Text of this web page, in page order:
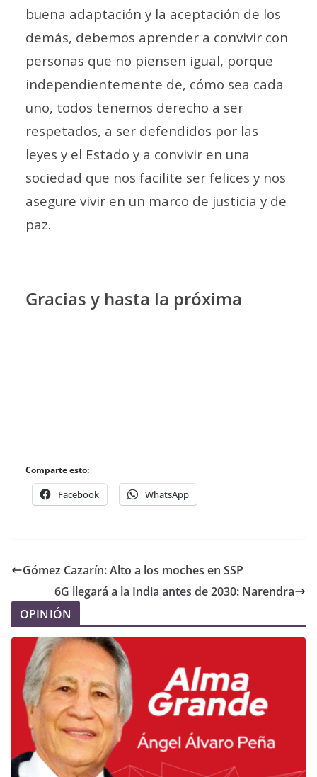
buena adaptación y la aceptación de los
demás, debemos aprender a convivir con
personas que no piensen igual, porque
independientemente de, cómo sea cada
uno, todos tenemos derecho a ser
respetados, a ser defendidos por las
leyes y el Estado y a convivir en una
sociedad que nos facilite ser felices y nos
asegure vivir en un marco de justicia y de
paz.
Gracias y hasta la próxima
Comparte esto:
Facebook WhatsApp
Gómez Cazarín: Alto a los moches en SSP
6G llegará a la India antes de 2030: Narendra
OPINIÓN